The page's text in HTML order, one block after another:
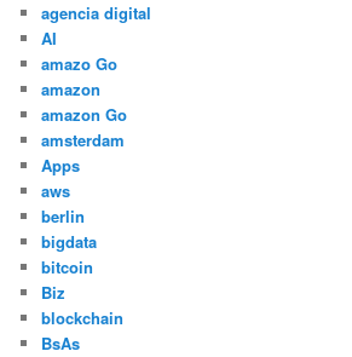
agencia digital
AI
amazo Go
amazon
amazon Go
amsterdam
Apps
aws
berlin
bigdata
bitcoin
Biz
blockchain
BsAs